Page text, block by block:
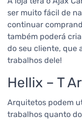
ser muito fácil de
continuar
também poderá
do seu cliente, que
trabalhos dele!
Hellix – T
Arquitetos podem
trabalhos quanto